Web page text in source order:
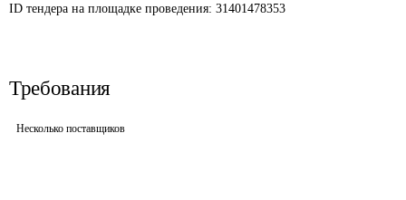
ID тендера на площадке проведения: 31401478353
Требования
Несколько поставщиков